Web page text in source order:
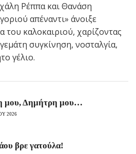
Ρέππα και Θανάση
απέναντι» άνοιξε
του καλοκαιριού, χαρίζοντας
συγκίνηση, νοσταλγία,
γέλιο.
μου, Δημήτρη μου…
2026
βρε γατούλα!